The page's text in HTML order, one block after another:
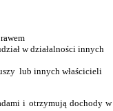
w działalności innych
lub innych właścicieli
i otrzymują dochody w